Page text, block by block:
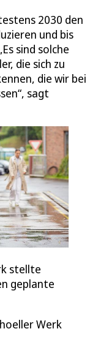
2030 den
und bis
sind solche
die sich zu
die wir bei
sagt
stellte
geplante
Werk